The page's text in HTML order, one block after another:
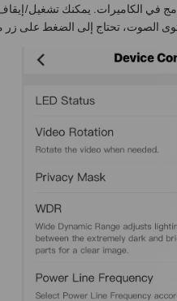
في الكاميرات. يمكنك تشغيل/
الصوت، تحتاج إلى الضغط على